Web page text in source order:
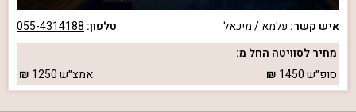
איש קשר: עלמא / מיכאל טלפון: 055-4314188
מחיר לסוויטה החל מ:
סופ״ש1450 אמצ״ש1250